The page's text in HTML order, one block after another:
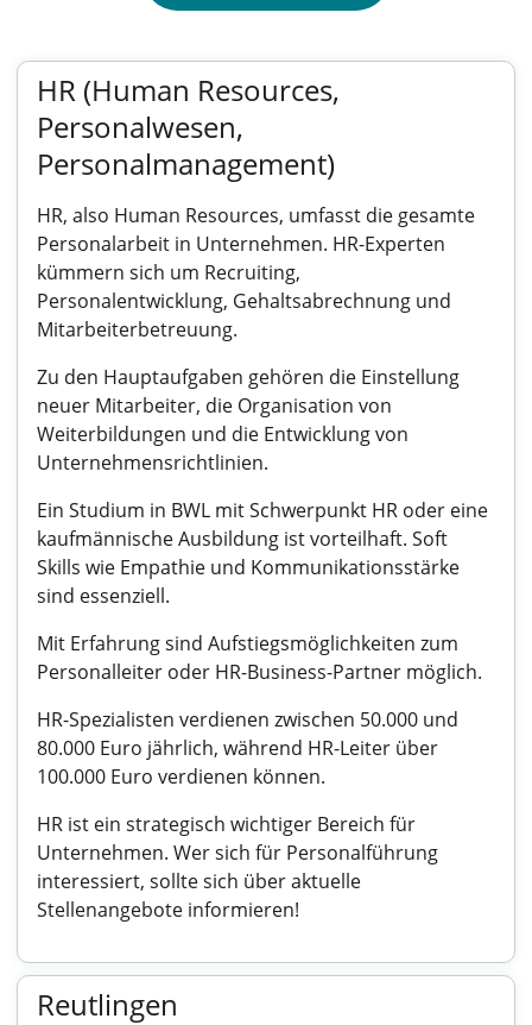
HR (Human Resources,
Personalwesen,
Personalmanagement)
HR, also Human Resources, umfasst die gesamte
Personalarbeit in Unternehmen. HR-Experten
kümmern sich um Recruiting,
Personalentwicklung, Gehaltsabrechnung und
Mitarbeiterbetreuung.
Zu den Hauptaufgaben gehören die Einstellung
neuer Mitarbeiter, die Organisation von
Weiterbildungen und die Entwicklung von
Unternehmensrichtlinien.
Ein Studium in BWL mit Schwerpunkt HR oder eine
kaufmännische Ausbildung ist vorteilhaft. Soft
Skills wie Empathie und Kommunikationsstärke
sind essenziell.
Mit Erfahrung sind Aufstiegsmöglichkeiten zum
Personalleiter oder HR-Business-Partner möglich.
HR-Spezialisten verdienen zwischen 50.000 und
80.000 Euro jährlich, während HR-Leiter über
100.000 Euro verdienen können.
HR ist ein strategisch wichtiger Bereich für
Unternehmen. Wer sich für Personalführung
interessiert, sollte sich über aktuelle
Stellenangebote informieren!
Reutlingen